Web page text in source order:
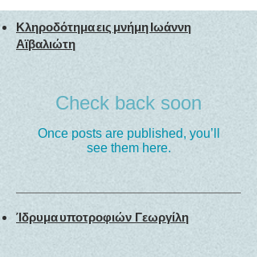
Κληροδότημα εις μνήμη Ιωάννη
Αϊβαλιώτη
Check back soon
Once posts are published, you’ll
see them here.
Ίδρυμα υποτροφιών Γεωργίλη